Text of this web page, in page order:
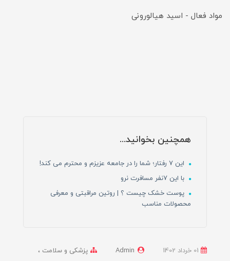
مواد فعال - اسید هیالورونی
همچنین بخوانید...
این ۷ رفتار؛ شما را در جامعه عزیزم و محترم می کند!
با این 7نفر مسافرت نرو
پوست خشک چیست ؟ | روتین مراقبتی و معرفی
محصولات مناسب
Admin
پزشکی و سلامت